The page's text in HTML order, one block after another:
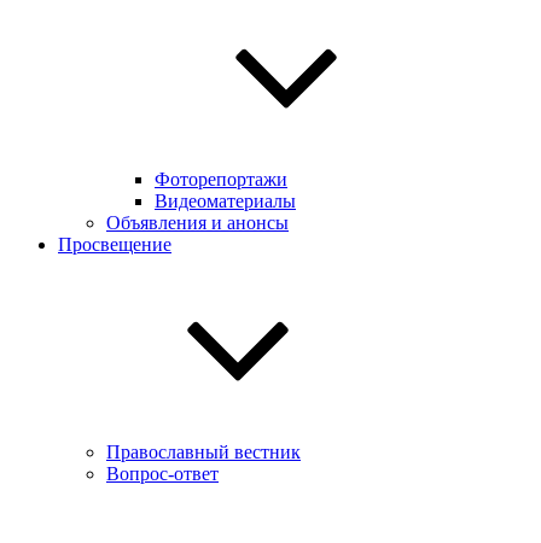
Фоторепортажи
Видеоматериалы
Объявления и анонсы
Просвещение
Православный вестник
Вопрос-ответ